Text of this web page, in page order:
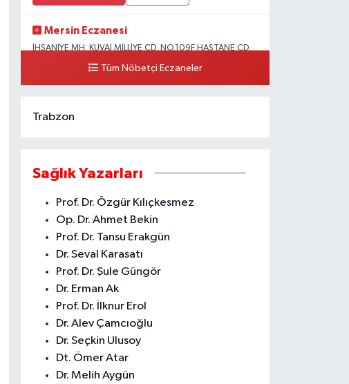
Mersin Eczanesi
İHSANİYE MH. KUVAİ MİLLİYE CD. NO.109F HASTANE CD.
KURUÇEŞME ŞUBESİ KARŞISI AKDENİZ
Tüm Nöbetçi Eczaneler
Trabzon
Sağlık Yazarları
Prof. Dr. Özgür Kılıçkesmez
Op. Dr. Ahmet Bekin
Prof. Dr. Tansu Erakgün
Dr. Seval Karasatı
Prof. Dr. Şule Güngör
Dr. Erman Ak
Prof. Dr. İlknur Erol
Dr. Alev Çamcıoğlu
Dr. Seçkin Ulusoy
Dt. Ömer Atar
Dr. Melih Aygün